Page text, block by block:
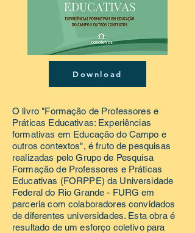
Download
O livro "Formação de Professores e
Práticas Educativas: Experiências
formativas em Educação do Campo e
outros contextos", é fruto de pesquisas
realizadas pelo Grupo de Pesquisa
Formação de Professores e Práticas
Educativas (FORPPE) da Universidade
Federal do Rio Grande - FURG em
parceria com colaboradores convidados
de diferentes universidades. Esta obra é
resultado de um esforço coletivo para